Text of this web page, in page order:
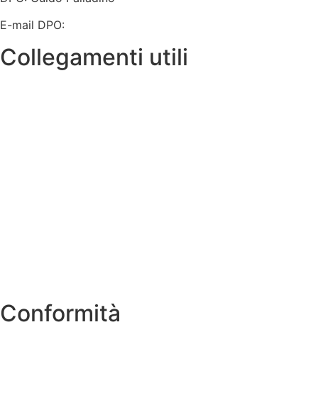
E-mail DPO:
Collegamenti utili
Conformità